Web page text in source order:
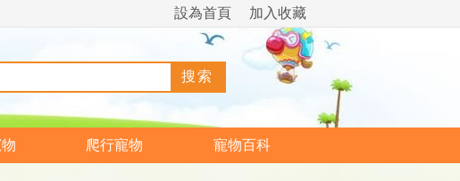
加入收藏
設為首頁
爬行寵物 寵物百科